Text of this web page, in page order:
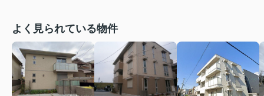
よく見られている物件